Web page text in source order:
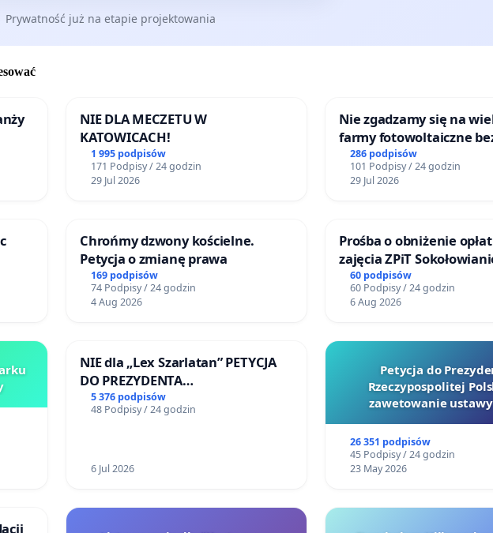
Prywatność już na etapie projektowania
NIE DLA MECZETU W
KATOWICACH!
1 995 podpisów
171 Podpisy / 24 godzin
29 Jul 2026
Nie zgadzamy się na
farmy fotowoltaiczne
rzetelnych analiz i
mieszkańców
286 podpisów
101 Podpisy / 24 godzin
29 Jul 2026
Chrońmy dzwony kościelne.
Petycja o zmianę prawa
169 podpisów
74 Podpisy / 24 godzin
4 Aug 2026
Prośba o obniżenie
zajęcia ZPiT
Sokołowskim Ośrodku
60 podpisów
60 Podpisy / 24 godzin
6 Aug 2026
NIE dla „Lex Szarlatan” PETYCJA
DO PREZYDENTA
RZECZYPOSPOLITEJ POLSKIEJ
5 376 podpisów
48 Podpisy / 24 godzin
6 Jul 2026
Petycja do
Rzeczypospolitej
zawetowanie
26 351 podpisów
45 Podpisy / 24 godzin
23 May 2026